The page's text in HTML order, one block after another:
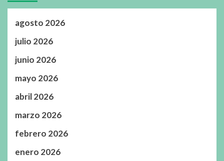
agosto 2026
julio 2026
junio 2026
mayo 2026
abril 2026
marzo 2026
febrero 2026
enero 2026